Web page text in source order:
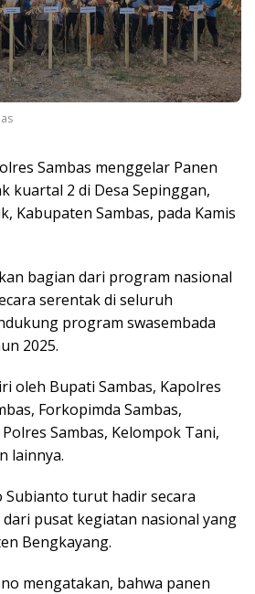
Sambas menggelar Panen
kuartal 2 di Desa Sepinggan,
Kabupaten Sambas, pada Kamis
bagian dari program nasional
serentak di seluruh
program swasembada
2025.
oleh Bupati Sambas, Kapolres
Forkopimda Sambas,
Sambas, Kelompok Tani,
lainnya.
Subianto turut hadir secara
pusat kegiatan nasional yang
Bengkayang.
mengatakan, bahwa panen